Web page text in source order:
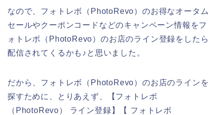
なので、フォトレボ（PhotoRevo）のお得なオータム
セールやクーポンコードなどのキャンペーン情報をフ
ォトレボ（PhotoRevo）のお店のライン登録をしたら
配信されてくるかも♪と思いました。
だから、フォトレボ（PhotoRevo）のお店のラインを
探すために、とりあえず、【フォトレボ
（PhotoRevo） ライン登録】【 フォトレボ